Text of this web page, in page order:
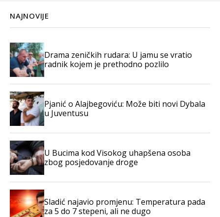
NAJNOVIJE
Drama zeničkih rudara: U jamu se vratio
radnik kojem je prethodno pozlilo
Pjanić o Alajbegoviću: Može biti novi Dybala
u Juventusu
U Bucima kod Visokog uhapšena osoba
zbog posjedovanje droge
Sladić najavio promjenu: Temperatura pada
za 5 do 7 stepeni, ali ne dugo